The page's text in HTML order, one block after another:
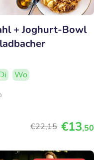
+ Joghurt-Bowl
Wo
€22,15 €13,50